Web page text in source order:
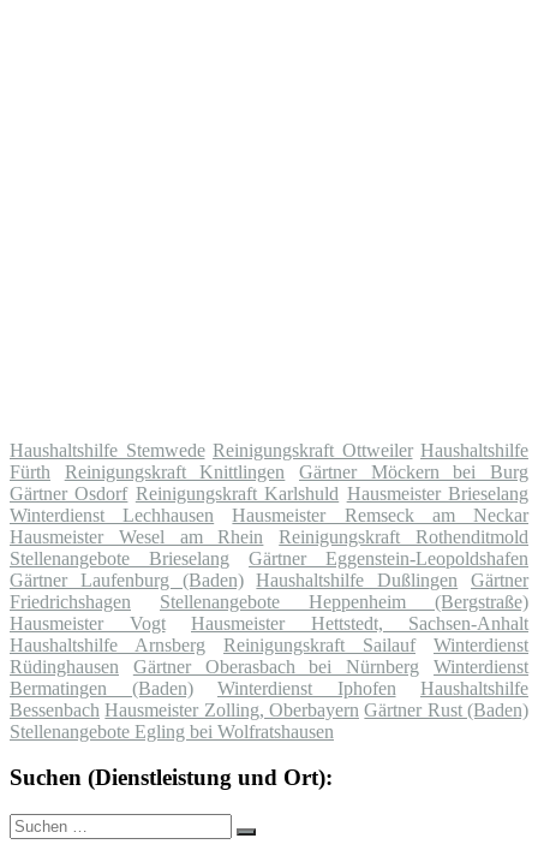
Haushaltshilfe Stemwede Reinigungskraft Ottweiler Haushaltshilfe
Fürth
Reinigungskraft Knittlingen
Gärtner Möckern bei Burg
Gärtner Osdorf Reinigungskraft Karlshuld Hausmeister Brieselang
Winterdienst Lechhausen
Hausmeister Remseck am Neckar
Hausmeister Wesel am Rhein
Reinigungskraft Rothenditmold
Stellenangebote Brieselang
Gärtner Eggenstein-Leopoldshafen
Gärtner Laufenburg (Baden)
Haushaltshilfe Dußlingen
Gärtner
Friedrichshagen
Stellenangebote Heppenheim (Bergstraße)
Hausmeister Vogt
Hausmeister Hettstedt, Sachsen-Anhalt
Haushaltshilfe Arnsberg
Reinigungskraft Sailauf
Winterdienst
Rüdinghausen
Gärtner Oberasbach bei Nürnberg
Winterdienst
Bermatingen (Baden)
Winterdienst Iphofen
Haushaltshilfe
Bessenbach Hausmeister Zolling, Oberbayern Gärtner Rust (Baden)
Stellenangebote Egling bei Wolfratshausen
Suchen (Dienstleistung und Ort):
Suche
nach:
Suchen